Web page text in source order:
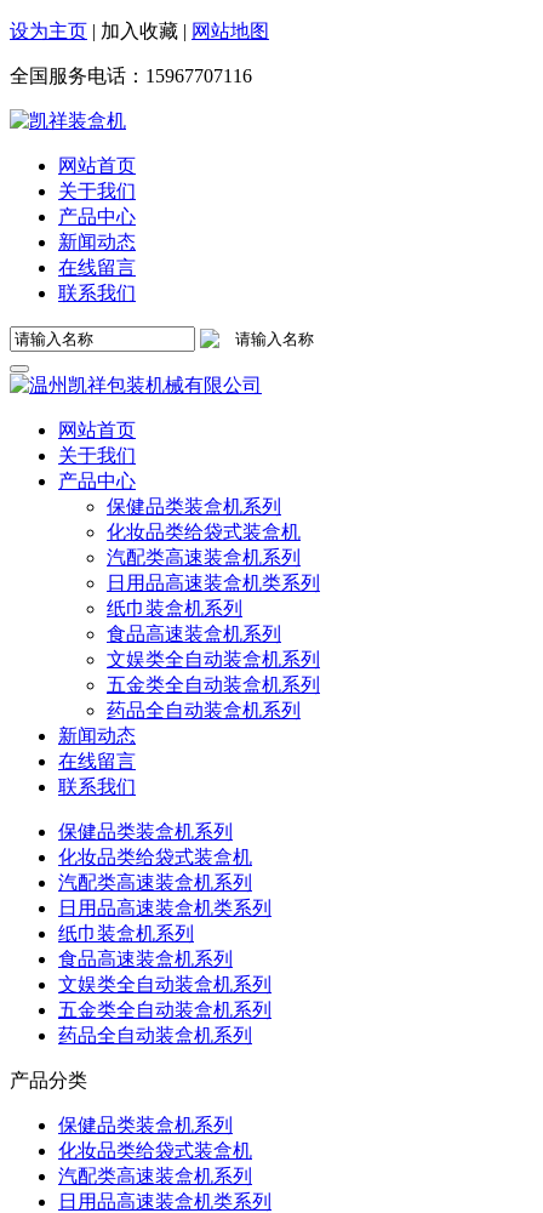
设为主页 | 加入收藏 | 网站地图
全国服务电话： 15967707116
网站首页
关于我们
产品中心
新闻动态
在线留言
联系我们
网站首页
关于我们
产品中心
保健品类装盒机系列
化妆品类给袋式装盒机
汽配类高速装盒机系列
日用品高速装盒机类系列
纸巾装盒机系列
食品高速装盒机系列
文娱类全自动装盒机系列
五金类全自动装盒机系列
药品全自动装盒机系列
新闻动态
在线留言
联系我们
保健品类装盒机系列
化妆品类给袋式装盒机
汽配类高速装盒机系列
日用品高速装盒机类系列
纸巾装盒机系列
食品高速装盒机系列
文娱类全自动装盒机系列
五金类全自动装盒机系列
药品全自动装盒机系列
产品分类
保健品类装盒机系列
化妆品类给袋式装盒机
汽配类高速装盒机系列
日用品高速装盒机类系列